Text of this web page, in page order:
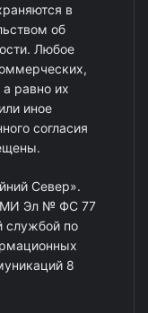
в
об
Любое
равно их
иное
согласия
Север».
Эл № ФС 77
службой по
8